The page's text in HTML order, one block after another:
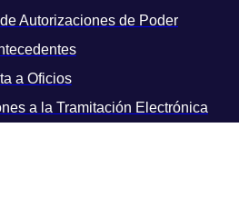
Autorizaciones de Poder
a Oficios
a la Tramitación Electrónica